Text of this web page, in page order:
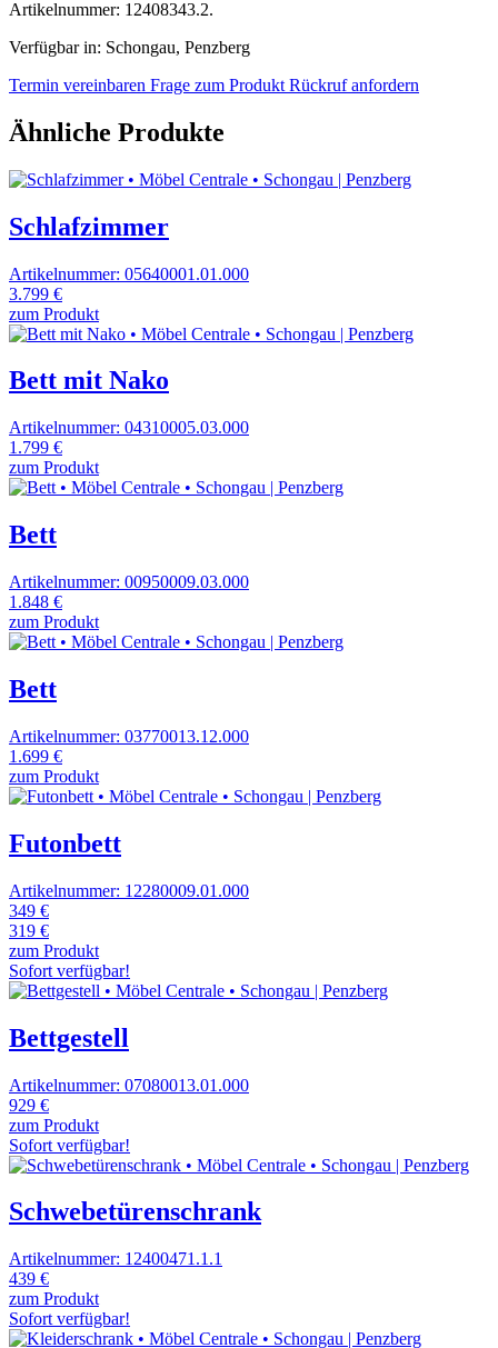
Artikelnummer: 12408343.2.
Verfügbar in: Schongau, Penzberg
Termin vereinbaren Frage zum Produkt Rückruf anfordern
Ähnliche Produkte
Schlafzimmer
Artikelnummer: 05640001.01.000
3.799 €
zum Produkt
Bett mit Nako
Artikelnummer: 04310005.03.000
1.799 €
zum Produkt
Bett
Artikelnummer: 00950009.03.000
1.848 €
zum Produkt
Bett
Artikelnummer: 03770013.12.000
1.699 €
zum Produkt
Futonbett
Artikelnummer: 12280009.01.000
349 €
319 €
zum Produkt
Sofort verfügbar!
Bettgestell
Artikelnummer: 07080013.01.000
929 €
zum Produkt
Sofort verfügbar!
Schwebetürenschrank
Artikelnummer: 12400471.1.1
439 €
zum Produkt
Sofort verfügbar!